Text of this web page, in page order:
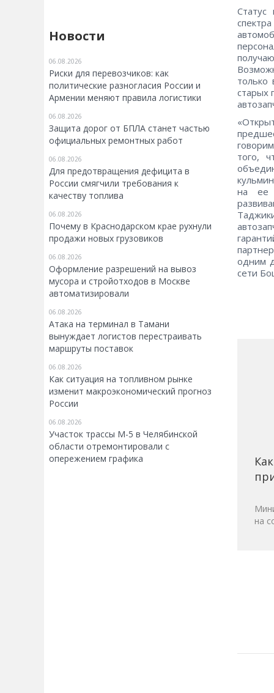
Новости
06.08.2026
Риски для перевозчиков: как
политические разногласия России и
Армении меняют правила логистики
06.08.2026
Защита дорог от БПЛА станет частью
официальных ремонтных работ
06.08.2026
Для предотвращения дефицита в
России смягчили требования к
качеству топлива
06.08.2026
Почему в Краснодарском крае рухнули
продажи новых грузовиков
06.08.2026
Оформление разрешений на вывоз
мусора и стройотходов в Москве
автоматизировали
06.08.2026
Атака на терминал в Тамани
вынуждает логистов перестраивать
маршруты поставок
06.08.2026
Как ситуация на топливном рынке
изменит макроэкономический прогноз
России
06.08.2026
Участок трассы М-5 в Челябинской
области отремонтировали с
опережением графика
только
старых
того,
на ее
одним
сети
на